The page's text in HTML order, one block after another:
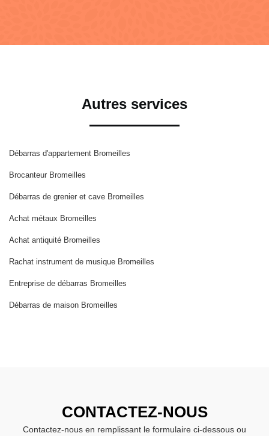
Autres services
Débarras d'appartement Bromeilles
Brocanteur Bromeilles
Débarras de grenier et cave Bromeilles
Achat métaux Bromeilles
Achat antiquité Bromeilles
Rachat instrument de musique Bromeilles
Entreprise de débarras Bromeilles
Débarras de maison Bromeilles
CONTACTEZ-NOUS
Contactez-nous en remplissant le formulaire ci-dessous ou